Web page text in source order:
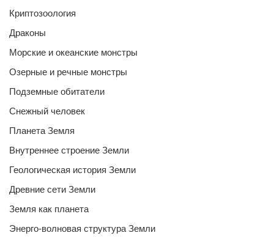
Криптозоология
Драконы
Морские и океанские монстры
Озерные и речные монстры
Подземные обитатели
Снежный человек
Планета Земля
Внутреннее строение Земли
Геологическая история Земли
Древние сети Земли
Земля как планета
Энерго-волновая структура Земли